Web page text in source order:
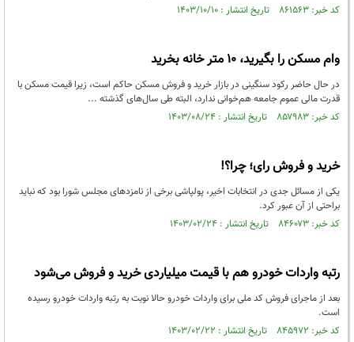
کد خبر: ۸۶۱۵۶۳ تاریخ انتشار : ۱۴۰۳/۱۰/۱۰
وام مسکن را بگیرید، ۱۰ متر خانه بخرید
در حال حاضر رکود سنگینی در بازار خرید و فروش مسکن حاکم است، زیرا قیمت مسکن با
قدرت مالی عموم جامعه هم‌خوانی ندارد، البته طی سال‌های گذشته ...
کد خبر: ۸۵۷۹۸۳ تاریخ انتشار : ۱۴۰۳/۰۸/۲۴
خرید و فروش رای؛ چرا؟!
یکی از مسائل جدی در انتخابات اخیر، پولپاشی برخی از نامزدهای مجلس شورا بود که نباید
براحتی از آن عبور کرد.
کد خبر: ۸۴۶۰۷۳ تاریخ انتشار : ۱۴۰۳/۰۲/۲۴
رتبه واردات خودرو هم با قیمت میلیاردی خرید و فروش می‌شود
بعد از ماجرای فروش کد ملی برای واردات خودرو حالا نوبت به رتبه واردات خودرو رسیده
است.
کد خبر: ۸۴۵۹۷۲ تاریخ انتشار : ۱۴۰۳/۰۲/۲۲